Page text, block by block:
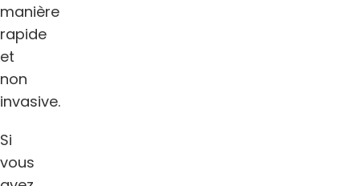
manière
rapide
et
non
invasive.
Si
vous